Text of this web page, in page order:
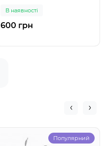
аксесуар на Різдво та
вечірку
В наявності
600 грн
Популярний